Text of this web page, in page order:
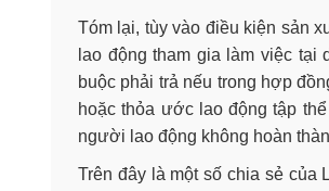
Tóm lại, tùy vào điều kiện sản
lao động tham gia làm việc
buộc phải trả nếu trong hợp
hoặc thỏa ước lao động tập
người lao động không hoàn
Trên đây là một số chia sẻ của